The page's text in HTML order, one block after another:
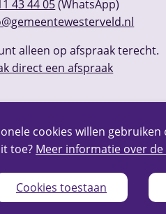
cookies willen
toe? Meer informatie over
Cookies toestaan
43 44 05(WhatsApp)
alleen op afspraak terecht.
direct een afspraak
deze website Webarchief